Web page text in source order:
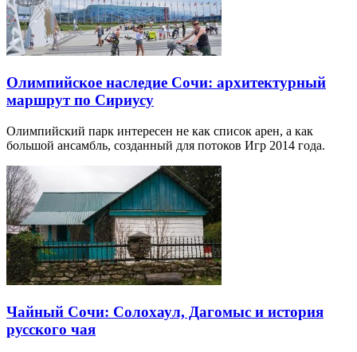
Олимпийское наследие Сочи: архитектурный
маршрут по Сириусу
Олимпийский парк интересен не как список арен, а как
большой ансамбль, созданный для потоков Игр 2014 года.
Чайный Сочи: Солохаул, Дагомыс и история
русского чая